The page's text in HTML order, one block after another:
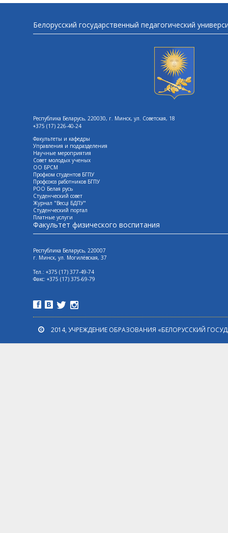
Белорусский государственный педагогический
Республика Беларусь, 220030, г. Минск, ул. Советская, 18
+375 (17) 226-40-24
Факультеты и кафедры
Управления и подразделения
Научные мероприятия
Совет молодых ученых
ОО БРСМ
Профком студентов БГПУ
Профсоюз работников БГПУ
РОО Белая русь
Студенческий совет
Журнал "Весцi БДПУ"
Студенческий портал
Платные услуги
Факультет физического воспитания
Республика Беларусь, 220007
г. Минск, ул. Могилёвская, 37
Тел.: +375 (17) 377-49-74
Факс: +375 (17) 375-69-79
2014, УЧРЕЖДЕНИЕ ОБРАЗОВАНИЯ «БЕЛОРУССКИЙ